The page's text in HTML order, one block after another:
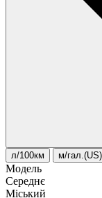
л/100км м/гал.(US)
Модель
Середнє
Міський